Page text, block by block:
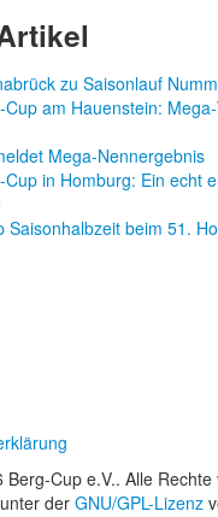
zu Saisonlauf
Cup am Hauenstein:
Mega-Nennergebnis
Cup in Homburg: Ein echt
Saisonhalbzeit beim 51.
Cup e.V.. Alle Rechte
der GNU/GPL-Lizenz